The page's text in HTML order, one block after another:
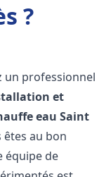
?
un professionnel
et
eau Saint
êtes au bon
équipe de